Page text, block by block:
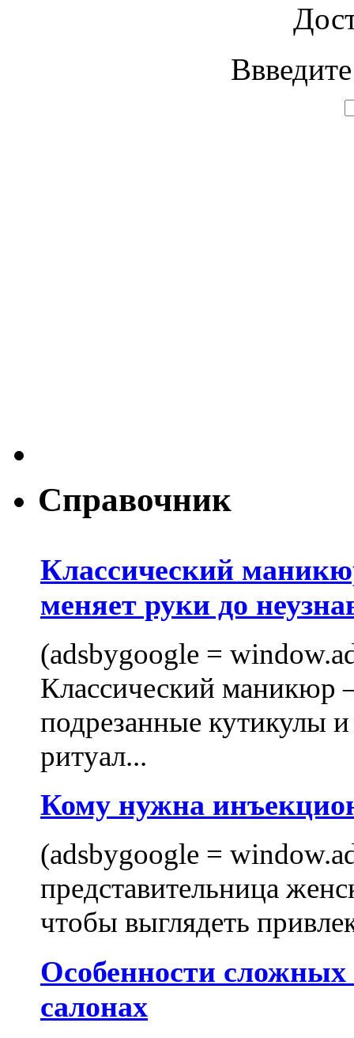
Справочник
Классический
меняет руки до
(adsbygoogle =
Классический маникюр
подрезанные кутикулы
ритуал...
Кому нужна
(adsbygoogle =
представительница
чтобы выглядеть
Особенности
салонах